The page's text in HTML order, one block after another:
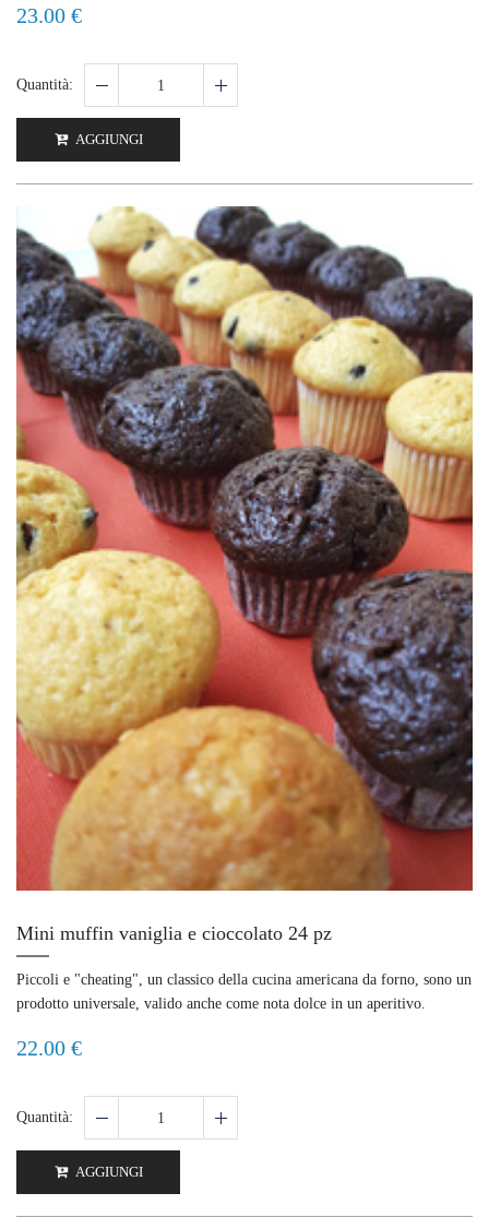
23.00 €
Quantità:
AGGIUNGI
Mini muffin vaniglia e cioccolato 24 pz
Piccoli e "cheating", un classico della cucina americana da forno, sono un
prodotto universale, valido anche come nota dolce in un aperitivo.
22.00 €
Quantità:
AGGIUNGI